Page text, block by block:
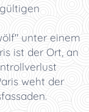
unter einem
ist der Ort, an
weht der